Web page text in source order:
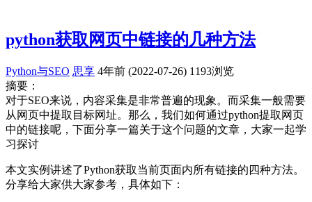
python获取网页中链接的几种方法
Python与SEO 思享 4年前 (2022-07-26) 1193浏览
摘要：
对于SEO来说，内容采集是非常普遍的现象。而采集一般需要
从网页中提取目标网址。那么，我们如何通过python提取网页
中的链接呢，下面分享一篇关于这个问题的文章，大家一起学
习探讨
本文实例讲述了Python获取当前页面内所有链接的四种方法。
分享给大家供大家参考，具体如下：